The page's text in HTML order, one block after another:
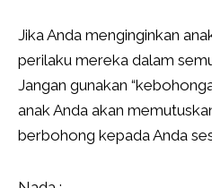
Jika Anda menginginkan
perilaku mereka dalam
Jangan gunakan
anak Anda akan
berbohong kepada Anda